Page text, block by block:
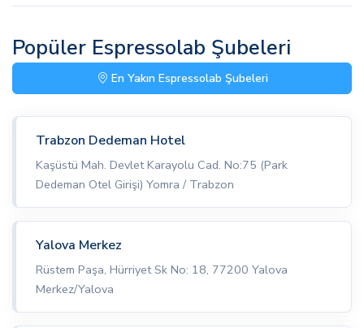
Popüler Espressolab Şubeleri
En Yakın Espressolab Şubeleri
Trabzon Dedeman Hotel
Kaşüstü Mah. Devlet Karayolu Cad. No:75 (Park
Dedeman Otel Girişi) Yomra / Trabzon
Yalova Merkez
Rüstem Paşa, Hürriyet Sk No: 18, 77200 Yalova
Merkez/Yalova